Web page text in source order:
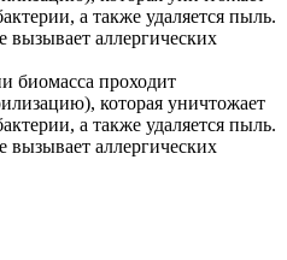
а также удаляется пыль.
вызывает аллергических
биомасса проходит
которая уничтожает
а также удаляется пыль.
вызывает аллергических